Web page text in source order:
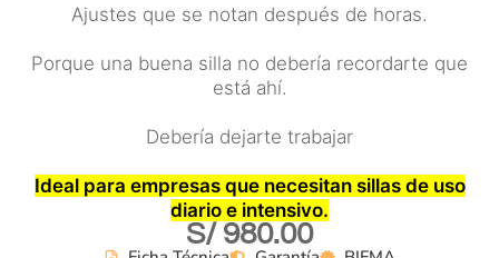
Ajustes que se notan después de horas.
Porque una buena silla no debería recordarte que
está ahí.
Debería dejarte trabajar
Ideal para empresas que necesitan sillas de uso
diario e intensivo.
S/980.00